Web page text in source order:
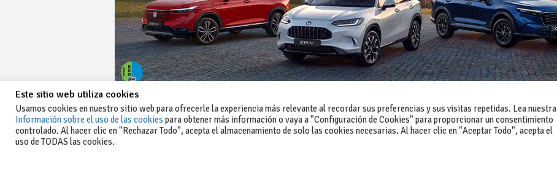
-Aviso legal y condiciones generales
-Contacto
Este sitio web utiliza cookies
Usamos cookies en nuestro sitio web para ofrecerle la experiencia más relevante al recordar sus preferencias y sus visitas repetidas. Lea nuestra
Información sobre el uso de las cookies para obtener más información o vaya a "Configuración de Cookies" para proporcionar un consentimiento
controlado. Al hacer clic en "Rechazar Todo", acepta el almacenamiento de solo las cookies necesarias. Al hacer clic en "Aceptar Todo", acepta el
uso de TODAS las cookies.